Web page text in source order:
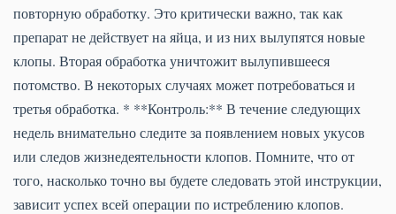
повторную обработку. Это критически важно, так как
препарат не действует на яйца, и из них вылупятся новые
клопы. Вторая обработка уничтожит вылупившееся
потомство. В некоторых случаях может потребоваться и
третья обработка. * **Контроль:** В течение следующих
недель внимательно следите за появлением новых укусов
или следов жизнедеятельности клопов. Помните, что от
того, насколько точно вы будете следовать этой инструкции,
зависит успех всей операции по истреблению клопов.